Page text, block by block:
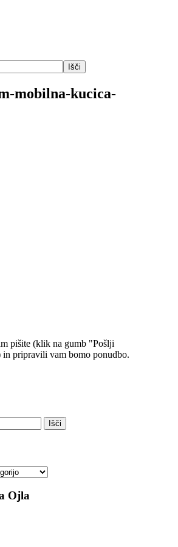
mobilna-kucica-
pišite (klik na gumb "Pošlji
in pripravili vam bomo ponudbo.
Ojla